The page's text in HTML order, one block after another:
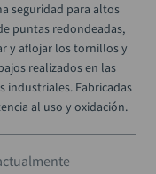
seguridad para altos
puntas redondeadas,
y aflojar los tornillos y
realizados en las
industriales. Fabricadas
al uso y oxidación.